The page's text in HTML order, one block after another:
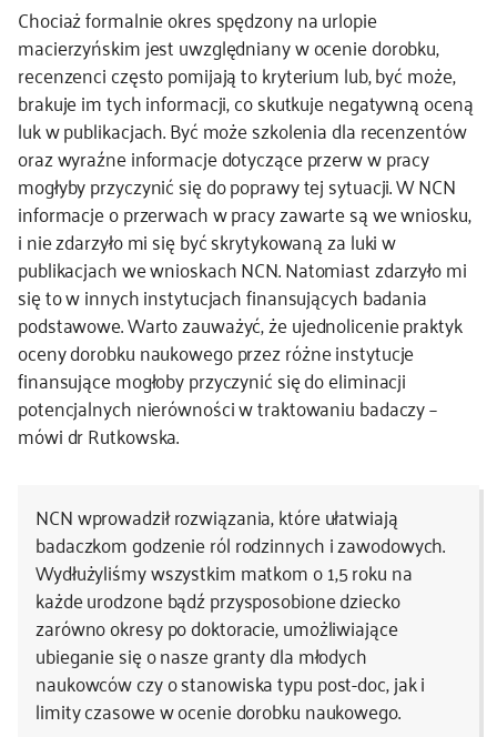
Chociaż formalnie okres spędzony na urlopie
macierzyńskim jest uwzględniany w ocenie dorobku,
recenzenci często pomijają to kryterium lub, być może,
brakuje im tych informacji, co skutkuje negatywną oceną
luk w publikacjach. Być może szkolenia dla recenzentów
oraz wyraźne informacje dotyczące przerw w pracy
mogłyby przyczynić się do poprawy tej sytuacji. W NCN
informacje o przerwach w pracy zawarte są we wniosku,
i nie zdarzyło mi się być skrytykowaną za luki w
publikacjach we wnioskach NCN. Natomiast zdarzyło mi
się to w innych instytucjach finansujących badania
podstawowe. Warto zauważyć, że ujednolicenie praktyk
oceny dorobku naukowego przez różne instytucje
finansujące mogłoby przyczynić się do eliminacji
potencjalnych nierówności w traktowaniu badaczy –
mówi dr Rutkowska.
NCN wprowadził rozwiązania, które ułatwiają
badaczkom godzenie ról rodzinnych i zawodowych.
Wydłużyliśmy wszystkim matkom o 1,5 roku na
każde urodzone bądź przysposobione dziecko
zarówno okresy po doktoracie, umożliwiające
ubieganie się o nasze granty dla młodych
naukowców czy o stanowiska typu post-doc, jak i
limity czasowe w ocenie dorobku naukowego.